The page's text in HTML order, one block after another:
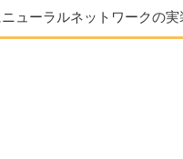
ューラルネットワークの実